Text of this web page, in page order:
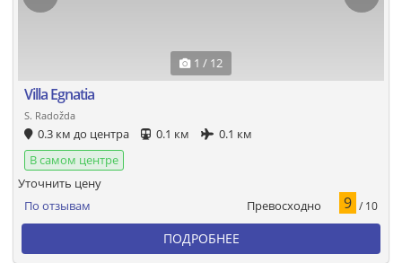
1 / 12
Villa Egnatia
S. Radožda
0.3 км до центра 0.1 км
0.1 км
В самом центре
По отзывам Превосходно 9 / 10
Уточнить цену
ПОДРОБНЕЕ